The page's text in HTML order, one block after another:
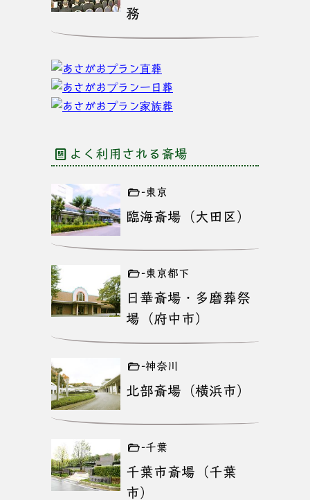
務
よく利用される斎場
-東京
臨海斎場（大田区）
-東京都下
日華斎場・多磨葬祭
場（府中市）
-神奈川
北部斎場（横浜市）
-千葉
千葉市斎場（千葉
市）